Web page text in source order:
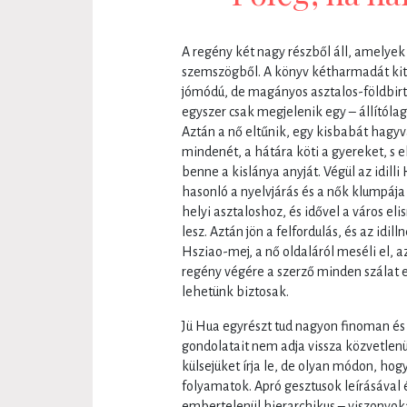
A regény két nagy részből áll,
szemszögből. A könyv kétharmadát
jómódú, de magányos asztalos-
egyszer csak megjelenik egy –
Aztán a nő eltűnik, egy kisbabát
mindenét, a hátára köti a gyereket, s
benne a kislánya anyját. Végül az idilli
hasonló a nyelvjárás és a nők
helyi asztaloshoz, és idővel a város
lesz. Aztán jön a felfordulás, és az
Hsziao-mej, a nő oldaláról meséli el,
regény végére a szerző minden
lehetünk biztosak.
Jü Hua egyrészt tud nagyon finoman
gondolatait nem adja vissza
külsejüket írja le, de olyan módon,
folyamatok. Apró gesztusok